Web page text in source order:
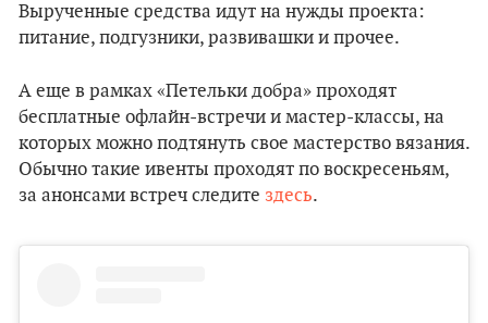
Вырученные средства идут на нужды проекта:
питание, подгузники, развивашки и прочее.
А еще в рамках «Петельки добра» проходят
бесплатные офлайн-встречи и мастер-классы, на
которых можно подтянуть свое мастерство вязания.
Обычно такие ивенты проходят по воскресеньям,
за анонсами встреч следите здесь.